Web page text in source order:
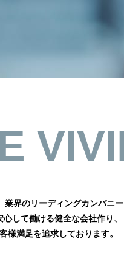
業界のリーディングカンパニー
して働ける健全な会社作り、
様満足を追求しております。